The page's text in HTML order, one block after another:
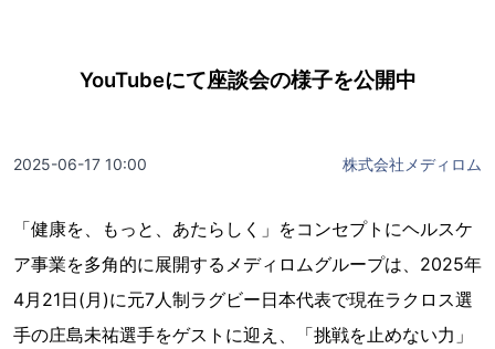
YouTubeにて座談会の様子を公開中
2025-06-17 10:00 株式会社メディロム
「健康を、もっと、あたらしく」をコンセプトにヘルスケ
ア事業を多角的に展開するメディロムグループは、2025年
4月21日(月)に元7人制ラグビー日本代表で現在ラクロス選
手の庄島未祐選手をゲストに迎え、「挑戦を止めない力」